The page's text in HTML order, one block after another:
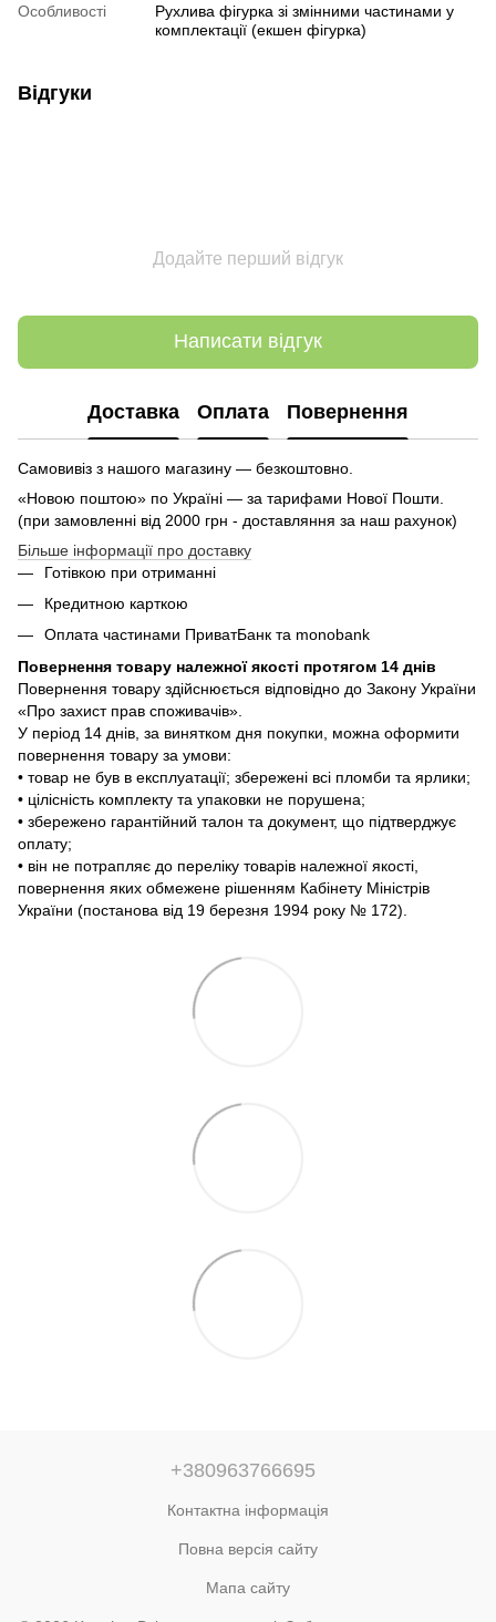
Особливості
Рухлива фігурка зі змінними частинами у
комплектації (екшен фігурка)
Відгуки
Додайте перший відгук
Написати відгук
Доставка Оплата Повернення
Самовивіз з нашого магазину — безкоштовно.
«Новою поштою» по Україні — за тарифами Нової Пошти.
(при замовленні від 2000 грн - доставляння за наш рахунок)
Більше інформації про доставку
Готівкою при отриманні
Кредитною карткою
Оплата частинами ПриватБанк та monobank
Повернення товару належної якості протягом 14 днів
Повернення товару здійснюється відповідно до Закону України
«Про захист прав споживачів».
У період 14 днів, за винятком дня покупки, можна оформити
повернення товару за умови:
• товар не був в експлуатації; збережені всі пломби та ярлики;
• цілісність комплекту та упаковки не порушена;
• збережено гарантійний талон та документ, що підтверджує
оплату;
• він не потрапляє до переліку товарів належної якості,
повернення яких обмежене рішенням Кабінету Міністрів
України (постанова від 19 березня 1994 року № 172).
+380963766695
Контактна інформація
Повна версія сайту
Мапа сайту